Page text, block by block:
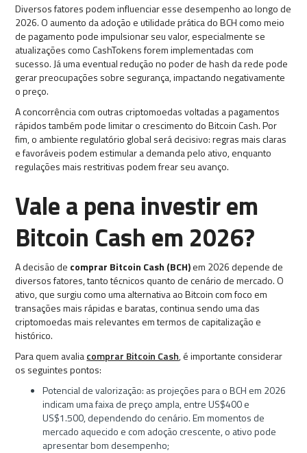
Diversos fatores podem influenciar esse desempenho ao longo de
2026. O aumento da adoção e utilidade prática do BCH como meio
de pagamento pode impulsionar seu valor, especialmente se
atualizações como CashTokens forem implementadas com
sucesso. Já uma eventual redução no poder de hash da rede pode
gerar preocupações sobre segurança, impactando negativamente
o preço.
A concorrência com outras criptomoedas voltadas a pagamentos
rápidos também pode limitar o crescimento do Bitcoin Cash. Por
fim, o ambiente regulatório global será decisivo: regras mais claras
e favoráveis podem estimular a demanda pelo ativo, enquanto
regulações mais restritivas podem frear seu avanço.
Vale a pena investir em
Bitcoin Cash em 2026?
A decisão de comprar Bitcoin Cash (BCH)em 2026 depende de
diversos fatores, tanto técnicos quanto de cenário de mercado. O
ativo, que surgiu como uma alternativa ao Bitcoin com foco em
transações mais rápidas e baratas, continua sendo uma das
criptomoedas mais relevantes em termos de capitalização e
histórico.
Para quem avaliacomprar Bitcoin Cash, é importante considerar
os seguintes pontos:
Potencial de valorização: as projeções para o BCH em 2026
indicam uma faixa de preço ampla, entre US$400 e
US$1.500, dependendo do cenário. Em momentos de
mercado aquecido e com adoção crescente, o ativo pode
apresentar bom desempenho;